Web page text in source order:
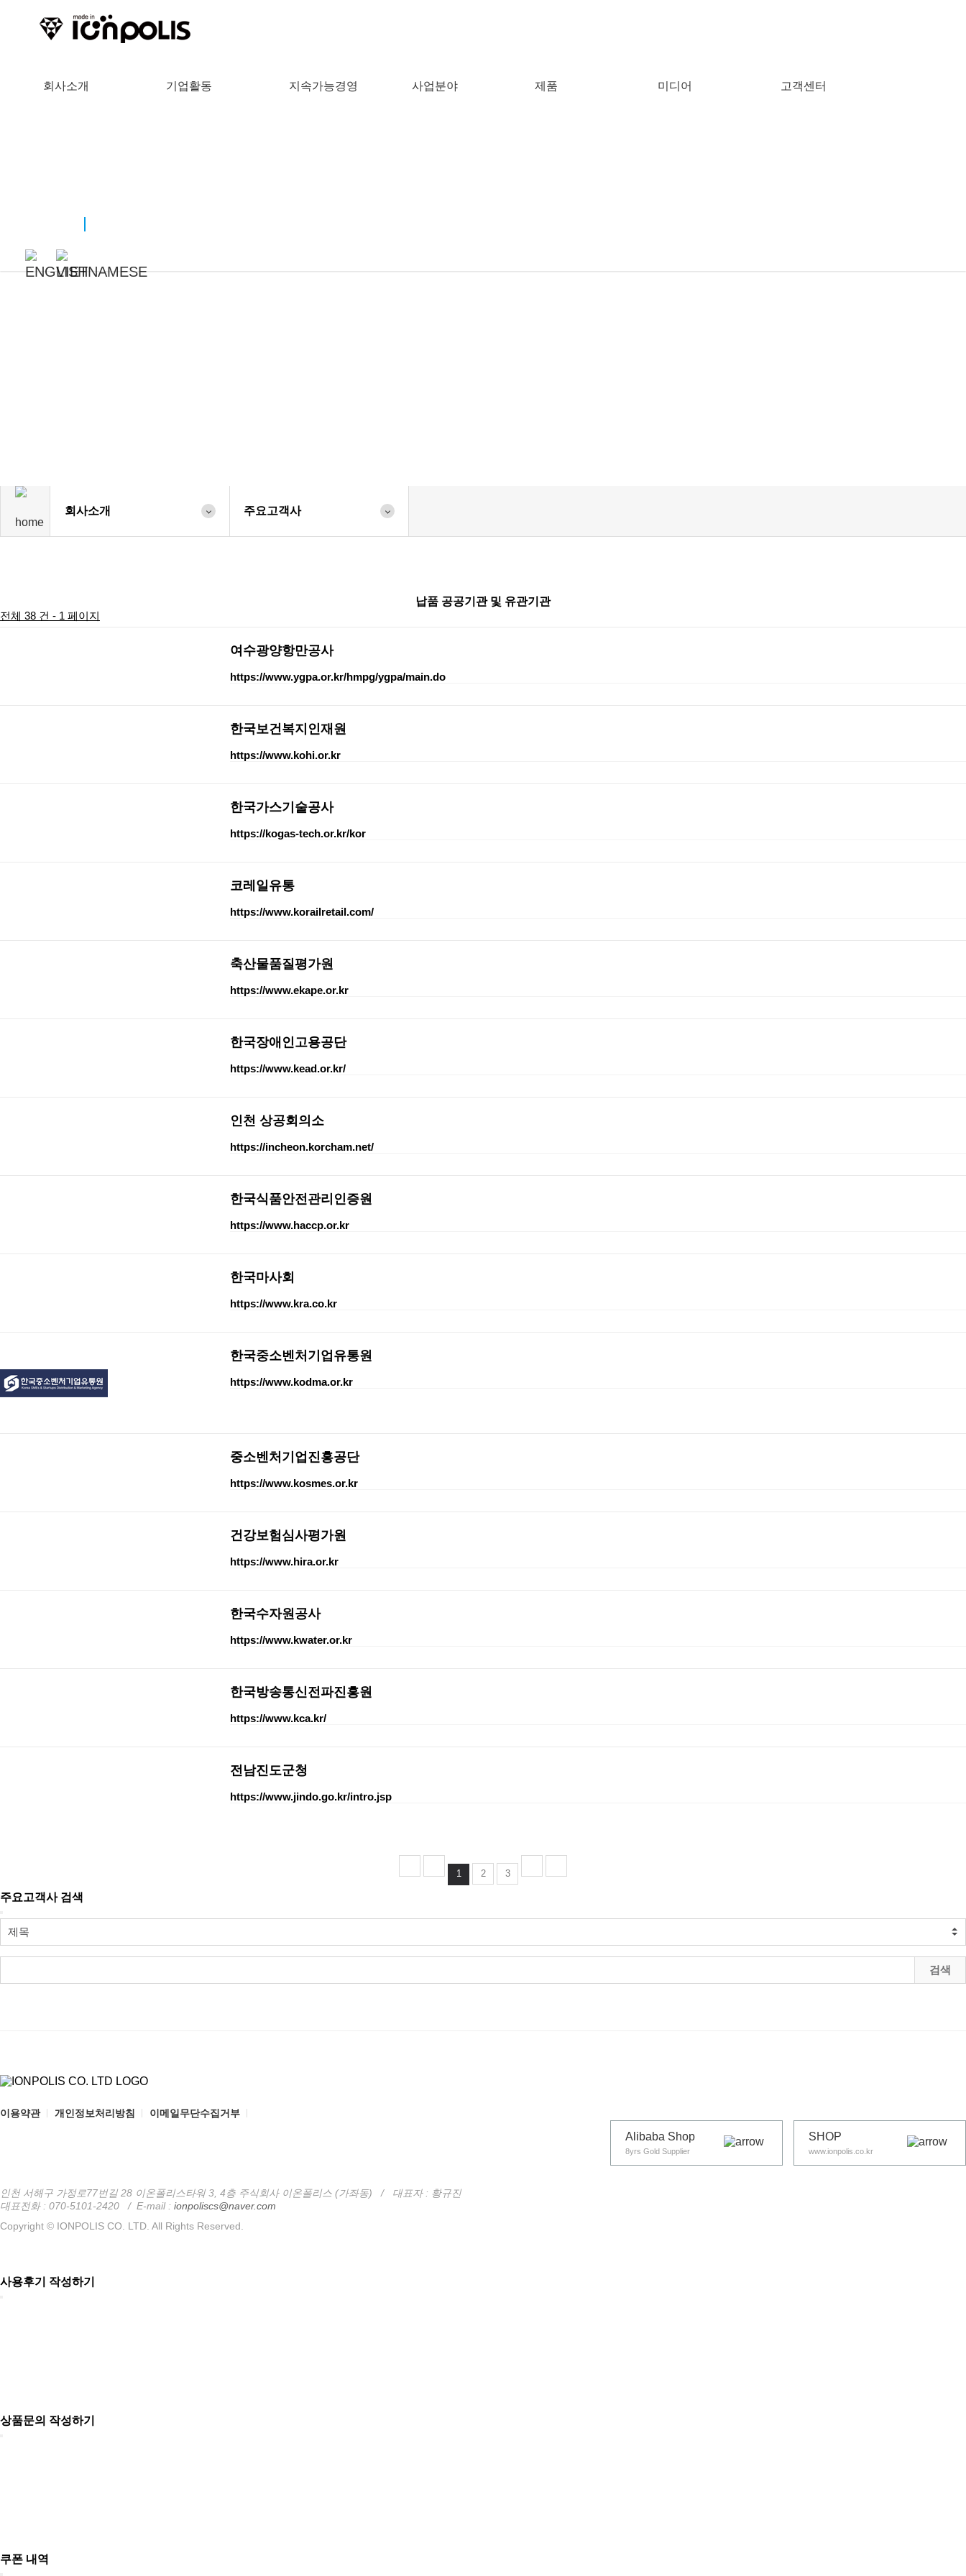
회사소개 기업활동 지속가능경영 사업분야 제품 미디어 고객센터
회사소개 주요고객사
납품 공공기관 및 유관기관
전체 38 건 - 1 페이지
여수광양항만공사
https://www.ygpa.or.kr/hmpg/ygpa/main.do
한국보건복지인재원
https://www.kohi.or.kr
한국가스기술공사
https://kogas-tech.or.kr/kor
코레일유통
https://www.korailretail.com/
축산물품질평가원
https://www.ekape.or.kr
한국장애인고용공단
https://www.kead.or.kr/
인천 상공회의소
https://incheon.korcham.net/
한국식품안전관리인증원
https://www.haccp.or.kr
한국마사회
https://www.kra.co.kr
한국중소벤처기업유통원
https://www.kodma.or.kr
중소벤처기업진흥공단
https://www.kosmes.or.kr
건강보험심사평가원
https://www.hira.or.kr
한국수자원공사
https://www.kwater.or.kr
한국방송통신전파진흥원
https://www.kca.kr/
전남진도군청
https://www.jindo.go.kr/intro.jsp
1 2 3
주요고객사 검색
검색
이용약관 개인정보처리방침 이메일무단수집거부
Alibaba Shop
8yrs Gold Supplier
SHOP
www.ionpolis.co.kr
인천 서해구 가정로77번길 28 이온폴리스타워 3, 4층 주식회사 이온폴리스 (가좌동)
/ 대표자 : 황규진
대표전화 : 070-5101-2420 / E-mail : ionpoliscs@naver.com
Copyright © IONPOLIS CO. LTD. All Rights Reserved.
사용후기 작성하기
상품문의 작성하기
쿠폰 내역